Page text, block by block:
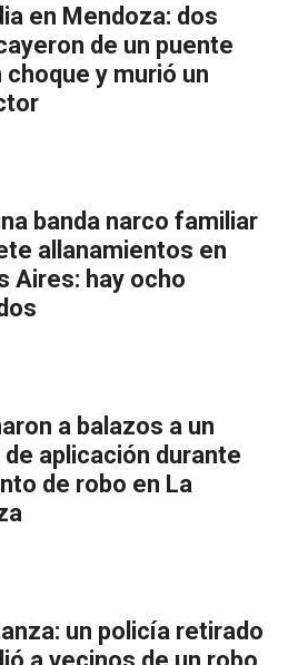
en Mendoza: dos
de un puente
choque y murió un
banda narco familiar
allanamientos en
Aires: hay ocho
a balazos a un
aplicación durante
de robo en La
un policía retirado